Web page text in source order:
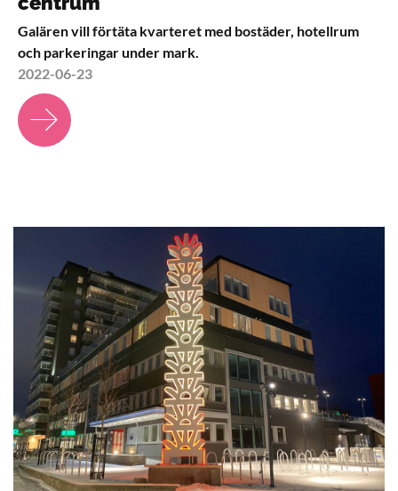
Galären vill förtäta kvarteret med bostäder, hotellrum
och parkeringar under mark.
2022-06-23